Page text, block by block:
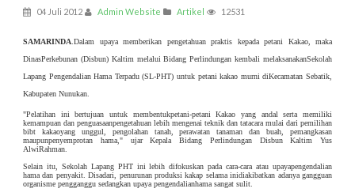
04 Juli 2012 Admin Website Artikel 12531
SAMARINDA.Dalam upaya memberikan pengetahuan praktis kepada petani Kakao, maka
DinasPerkebunan (Disbun) Kaltim melalui Bidang Perlindungan kembali melaksanakanSekolah
Lapang Pengendalian Hama Terpadu (SL-PHT) untuk petani kakao murni diKecamatan Sebatik,
Kabupaten Nunukan.
"Pelatihan ini bertujuan untuk membentukpetani-petani Kakao yang andal serta memiliki
kemampuan dan penguasaanpengetahuan lebih mengenai teknik dan tatacara mulai dari pemilihan
bibt kakaoyang unggul, pengolahan tanah, perawatan tanaman dan buah, pemangkasan
maupunpenyemprotan hama," ujar Kepala Bidang Perlindungan Disbun Kaltim Yus
AlwiRahman.
Selain itu, Sekolah Lapang PHT ini lebih difokuskan pada cara-cara atau upayapengendalian
hama dan penyakit. Disadari, penurunan produksi kakap selama inidiakibatkan adanya gangguan
organisme pengganggu sedangkan upaya pengendalianhama sangat sulit.